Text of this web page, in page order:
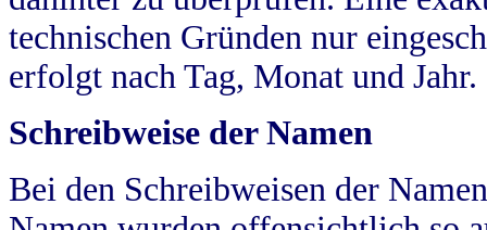
technischen Gründen nur
erfolgt nach Tag, Monat und Jahr.
Schreibweise der Namen
Bei den Schreibweisen der